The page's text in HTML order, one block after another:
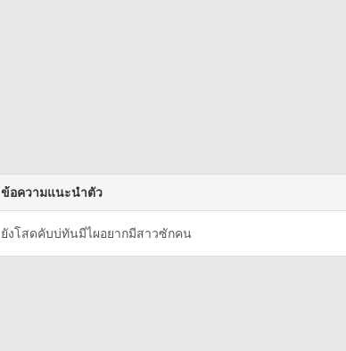
ข้อความแนะนำตัว
ยังโสดคับบ่ทันมีไผอยากมีสาวซักคน